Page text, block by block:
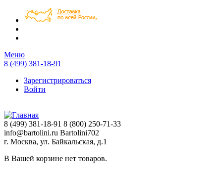
Перейти к основному содержанию
Меню
8 (499) 381-18-91
Зарегистрироваться
Войти
8 (499) 381-18-91 8 (800) 250-71-33
info@bartolini.ru Bartolini702
г. Москва, ул. Байкальская, д.1
В Вашей корзине нет товаров.